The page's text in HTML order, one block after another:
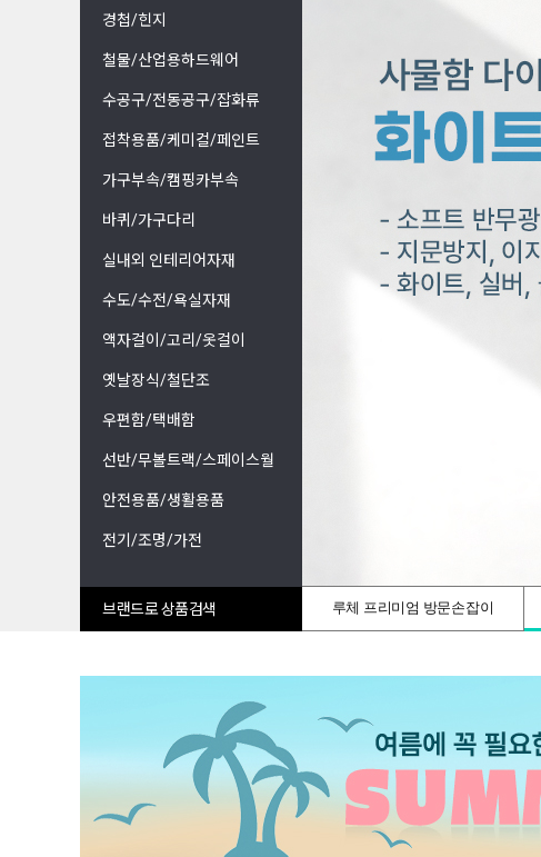
경첩/힌지
철물/산업용하드웨어
수공구/전동공구/잡화류
접착용품/케미컬/페인트
가구부속/캠핑카부속
바퀴/가구다리
실내외 인테리어자재
수도/수전/욕실자재
액자걸이/고리/옷걸이
옛날장식/철단조
우편함/택배함
선반/무볼트랙/스페이스월
안전용품/생활용품
전기/조명/가전
브랜드로 상품검색 루체 프리미엄 방문손잡이